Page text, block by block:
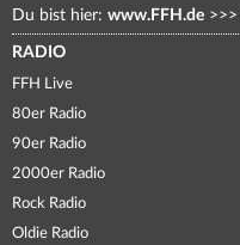
Du bist hier: www.FFH.de >>>
RADIO
FFH Live
80er Radio
90er Radio
2000er Radio
Rock Radio
Oldie Radio